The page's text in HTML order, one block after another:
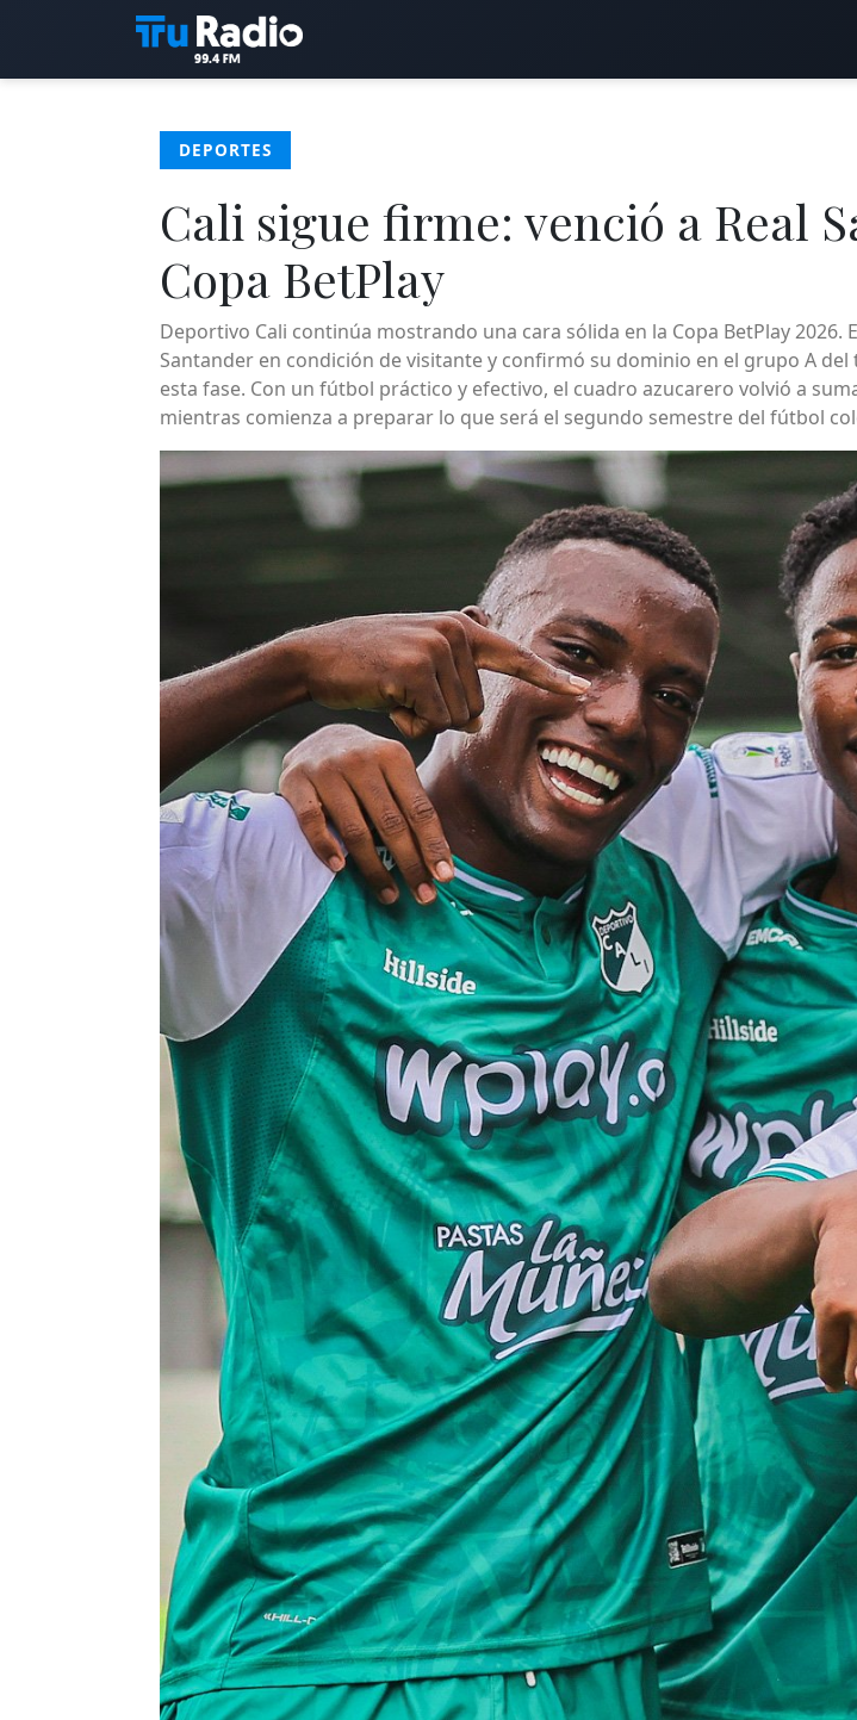
DEPORTES
Cali sigue firme: venció a Real
Copa BetPlay
Deportivo Cali continúa mostrando una cara sólida en la Copa BetPlay
Santander en condición de visitante y confirmó su dominio en el grupo A
esta fase. Con un fútbol práctico y efectivo, el cuadro azucarero volvió a
mientras comienza a preparar lo que será el segundo semestre del fútbol